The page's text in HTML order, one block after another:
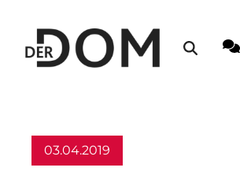
03.04.2019